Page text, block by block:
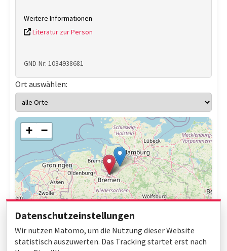
Weitere Informationen
Literatur zur Person
GND-Nr: 1034938681
Ort auswählen:
+ −
Datenschutzeinstellungen
Wir nutzen Matomo, um die Nutzung dieser Website
statistisch auszuwerten. Das Tracking startet erst nach